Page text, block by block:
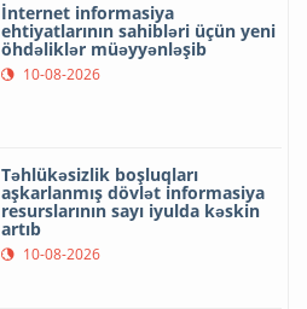
İnternet informasiya
ehtiyatlarının sahibləri üçün yeni
öhdəliklər müəyyənləşib
10-08-2026
Təhlükəsizlik boşluqları
aşkarlanmış dövlət informasiya
resurslarının sayı iyulda kəskin
artıb
10-08-2026